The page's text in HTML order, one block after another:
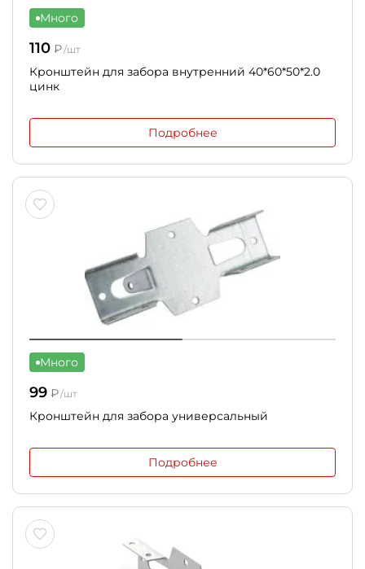
Много
110 ₽/шт
Кронштейн для забора внутренний 40*60*50*2.0
цинк
Подробнее
Много
99 ₽/шт
Кронштейн для забора универсальный
Подробнее